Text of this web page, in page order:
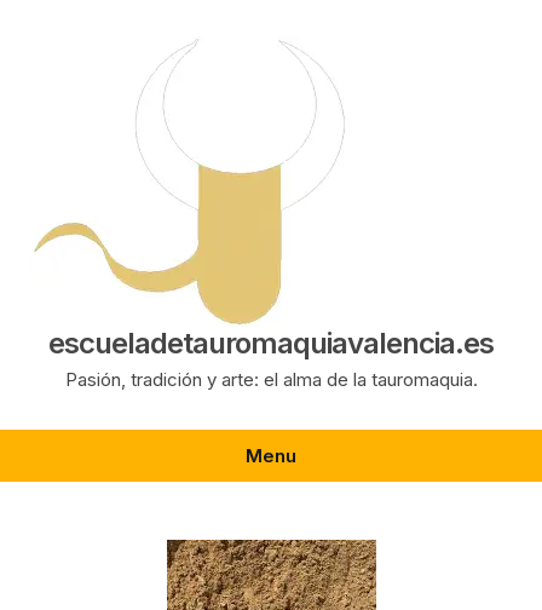
escueladetauromaquiavalencia.es
Pasión, tradición y arte: el alma de la tauromaquia.
Menu